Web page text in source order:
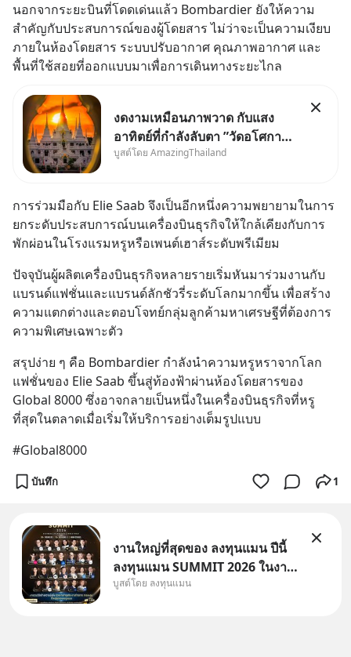
นอกจากระยะบินที่โดดเด่นแล้ว Bombardier ยังให้ความ
สำคัญกับประสบการณ์ของผู้โดยสาร ไม่ว่าจะเป็นความเงียบ
ภายในห้องโดยสาร ระบบปรับอากาศ คุณภาพอากาศ และ
พื้นที่ใช้สอยที่ออกแบบมาเพื่อการเดินทางระยะไกล
งดงามเหมือนภาพวาด กับแสง
อาทิตย์ที่กำลังลับตา ”วัดอโศกา
ราม” จ.สมุทรปราการ
บูสต์โดย AmazingThailand
การร่วมมือกับ Elie Saab จึงเป็นอีกหนึ่งความพยายามในการ
ยกระดับประสบการณ์บนเครื่องบินธุรกิจให้ใกล้เคียงกับการ
พักผ่อนในโรงแรมหรูหรือเพนต์เฮาส์ระดับพรีเมียม
ปัจจุบันผู้ผลิตเครื่องบินธุรกิจหลายรายเริ่มหันมาร่วมงานกับ
แบรนด์แฟชั่นและแบรนด์ลักชัวรี่ระดับโลกมากขึ้น เพื่อสร้าง
ความแตกต่างและตอบโจทย์กลุ่มลูกค้ามหาเศรษฐีที่ต้องการ
ความพิเศษเฉพาะตัว
สรุปง่าย ๆ คือ Bombardier กำลังนำความหรูหราจากโลก
แฟชั่นของ Elie Saab ขึ้นสู่ท้องฟ้าผ่านห้องโดยสารของ
Global 8000 ซึ่งอาจกลายเป็นหนึ่งในเครื่องบินธุรกิจที่หรู
ที่สุดในตลาดเมื่อเริ่มให้บริการอย่างเต็มรูปแบบ
#Global8000
บันทึก 1
งานใหญ่ที่สุดของ ลงทุนแมน ปีนี้
ลงทุนแมน SUMMIT 2026 ในงาน
นี้จะมีเจ้าของธุรกิจ Dr.PONG,
บูสต์โดย ลงทุนแมน